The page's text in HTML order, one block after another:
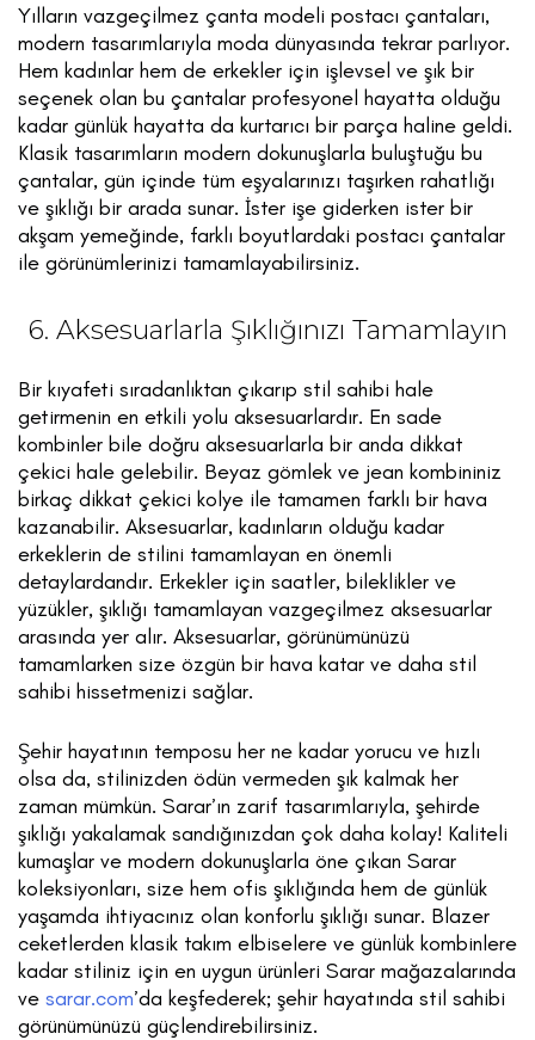
Yılların vazgeçilmez çanta modeli postacı çantaları,
modern tasarımlarıyla moda dünyasında tekrar parlıyor.
Hem kadınlar hem de erkekler için işlevsel ve şık bir
seçenek olan bu çantalar profesyonel hayatta olduğu
kadar günlük hayatta da kurtarıcı bir parça haline geldi.
Klasik tasarımların modern dokunuşlarla buluştuğu bu
çantalar, gün içinde tüm eşyalarınızı taşırken rahatlığı
ve şıklığı bir arada sunar. İster işe giderken ister bir
akşam yemeğinde, farklı boyutlardaki postacı çantalar
ile görünümlerinizi tamamlayabilirsiniz.
6. Aksesuarlarla Şıklığınızı Tamamlayın
Bir kıyafeti sıradanlıktan çıkarıp stil sahibi hale
getirmenin en etkili yolu aksesuarlardır. En sade
kombinler bile doğru aksesuarlarla bir anda dikkat
çekici hale gelebilir. Beyaz gömlek ve jean kombininiz
birkaç dikkat çekici kolye ile tamamen farklı bir hava
kazanabilir. Aksesuarlar, kadınların olduğu kadar
erkeklerin de stilini tamamlayan en önemli
detaylardandır. Erkekler için saatler, bileklikler ve
yüzükler, şıklığı tamamlayan vazgeçilmez aksesuarlar
arasında yer alır. Aksesuarlar, görünümünüzü
tamamlarken size özgün bir hava katar ve daha stil
sahibi hissetmenizi sağlar.
Şehir hayatının temposu her ne kadar yorucu ve hızlı
olsa da, stilinizden ödün vermeden şık kalmak her
zaman mümkün. Sarar’ın zarif tasarımlarıyla, şehirde
şıklığı yakalamak sandığınızdan çok daha kolay! Kaliteli
kumaşlar ve modern dokunuşlarla öne çıkan Sarar
koleksiyonları, size hem ofis şıklığında hem de günlük
yaşamda ihtiyacınız olan konforlu şıklığı sunar. Blazer
ceketlerden klasik takım elbiselere ve günlük kombinlere
kadar stiliniz için en uygun ürünleri Sarar mağazalarında
ve sarar.com’da keşfederek; şehir hayatında stil sahibi
görünümünüzü güçlendirebilirsiniz.